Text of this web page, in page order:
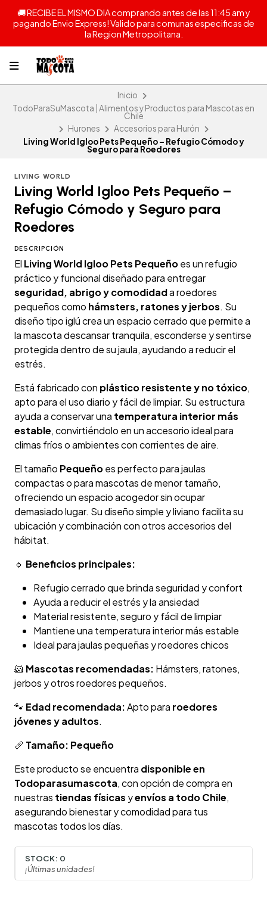
🚚 RECIBE EL MISMO DIA comprando antes de las 11:45 am y
pagando Envio Express! Valido para comunas especificas de
la Region Metropolitana.
Inicio
TodoParaSuMascota | Alimentos y Productos para Mascotas en
Chile
Hurones
Accesorios para Hurón
Living World Igloo Pets Pequeño – Refugio Cómodo y
Seguro para Roedores
LIVING WORLD
Living World Igloo Pets Pequeño –
Refugio Cómodo y Seguro para
Roedores
DESCRIPCIÓN
El Living World Igloo Pets Pequeñoes un refugio
práctico y funcional diseñado para entregar
seguridad, abrigo y comodidada roedores
pequeños como hámsters, ratones y jerbos. Su
diseño tipo iglú crea un espacio cerrado que permite a
la mascota descansar tranquila, esconderse y sentirse
protegida dentro de su jaula, ayudando a reducir el
estrés.
Está fabricado con plástico resistente y no tóxico,
apto para el uso diario y fácil de limpiar. Su estructura
ayuda a conservar una temperatura interior más
estable, convirtiéndolo en un accesorio ideal para
climas fríos o ambientes con corrientes de aire.
El tamaño Pequeñoes perfecto para jaulas
compactas o para mascotas de menor tamaño,
ofreciendo un espacio acogedor sin ocupar
demasiado lugar. Su diseño simple y liviano facilita su
ubicación y combinación con otros accesorios del
hábitat.
🔹 Beneficios principales:
Refugio cerrado que brinda seguridad y confort
Ayuda a reducir el estrés y la ansiedad
Material resistente, seguro y fácil de limpiar
Mantiene una temperatura interior más estable
Ideal para jaulas pequeñas y roedores chicos
🐹 Mascotas recomendadas: Hámsters, ratones,
jerbos y otros roedores pequeños.
🐾 Edad recomendada:Apto para roedores
jóvenes y adultos.
📏 Tamaño: Pequeño
Este producto se encuentra disponible en
Todoparasumascota, con opción de compra en
nuestras tiendas físicas yenvíos a todo Chile,
asegurando bienestar y comodidad para tus
mascotas todos los días.
STOCK: 0
¡Últimas unidades!